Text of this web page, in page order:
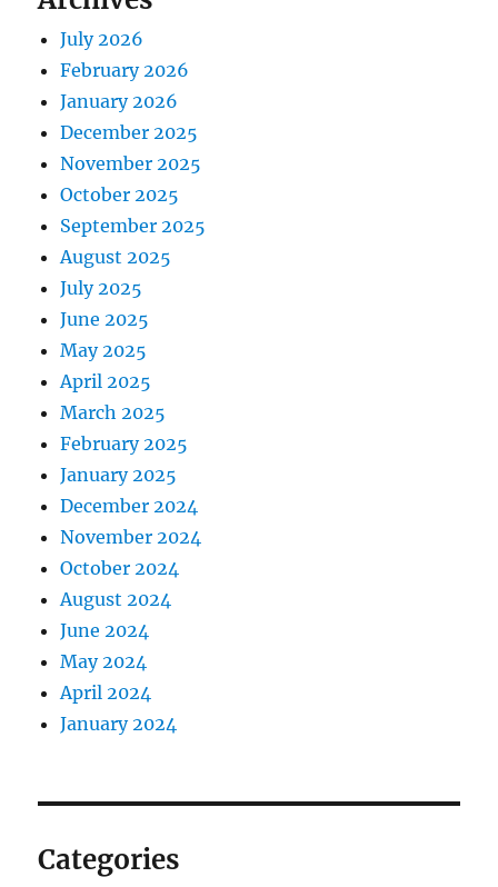
July 2026
February 2026
January 2026
December 2025
November 2025
October 2025
September 2025
August 2025
July 2025
June 2025
May 2025
April 2025
March 2025
February 2025
January 2025
December 2024
November 2024
October 2024
August 2024
June 2024
May 2024
April 2024
January 2024
Categories